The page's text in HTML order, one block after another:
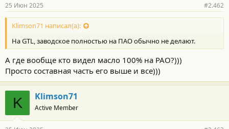
25 Июн 2025 #2.462
Klimson71 написал(а):
На GTL, заводское полностью на ПАО обычно не делают.
А где вообще кто видел масло 100% на PAO?)))
Просто составная часть его выше и все)))
K Klimson71
Active Member